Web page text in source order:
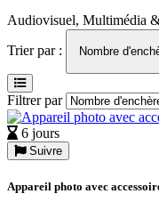
Audiovisuel, Multimédia
Trier par :
Nombre
Filtrer par
6 jours
Suivre
Appareil photo avec